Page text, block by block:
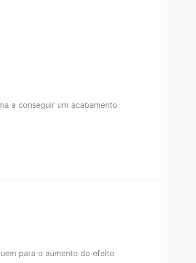
a conseguir um acabamento
para o aumento do efeito